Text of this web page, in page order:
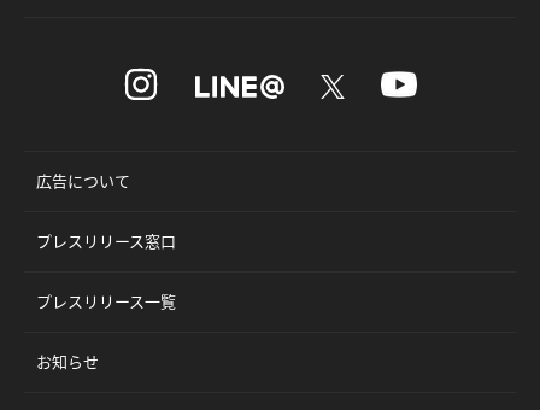
広告について
プレスリリース窓口
プレスリリース一覧
お知らせ